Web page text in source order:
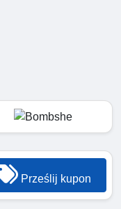
Prześlij kupon